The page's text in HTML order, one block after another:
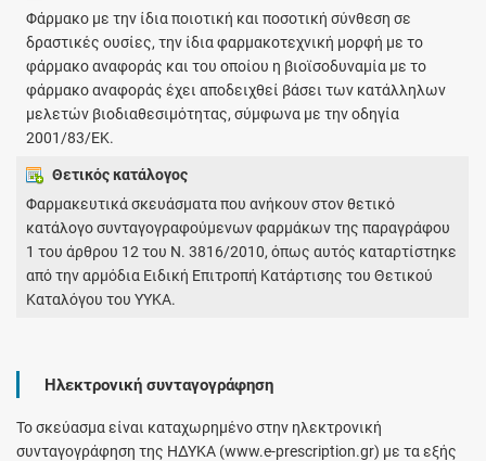
Φάρμακο με την ίδια ποιοτική και ποσοτική σύνθεση σε
δραστικές ουσίες, την ίδια φαρμακοτεχνική μορφή με το
φάρμακο αναφοράς και του οποίου η βιοϊσοδυναμία με το
φάρμακο αναφοράς έχει αποδειχθεί βάσει των κατάλληλων
μελετών βιοδιαθεσιμότητας, σύμφωνα με την οδηγία
2001/83/ΕΚ.
Θετικός κατάλογος
Φαρμακευτικά σκευάσματα που ανήκουν στον θετικό
κατάλογο συνταγογραφούμενων φαρμάκων της παραγράφου
1 του άρθρου 12 του Ν. 3816/2010, όπως αυτός καταρτίστηκε
από την αρμόδια Ειδική Επιτροπή Κατάρτισης του Θετικού
Καταλόγου του ΥΥΚΑ.
Ηλεκτρονική συνταγογράφηση
Το σκεύασμα είναι καταχωρημένο στην ηλεκτρονική
συνταγογράφηση της ΗΔΥΚΑ (www.e-prescription.gr) με τα εξής